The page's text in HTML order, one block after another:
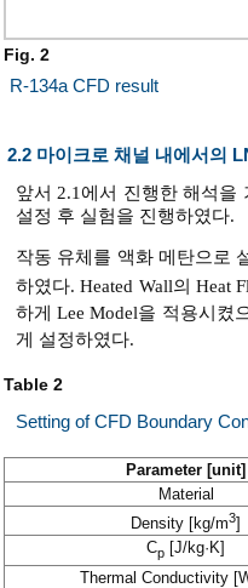
Fig. 2
R-134a CFD result
2.2 마이크로 채널 내에서의
앞서 2.1에서 진행한 해석을
설정 후 실험을 진행하였다.
작동 유체를 액화 메탄으로
하였다. Heated Wall의 Heat
하게 Lee Model을 적용시켰
게 설정하였다.
Table 2
Setting of CFD Boundary
Parameter [unit]
Material
Density [kg/m3]
Cp [J/kg·K]
Thermal Conductivity